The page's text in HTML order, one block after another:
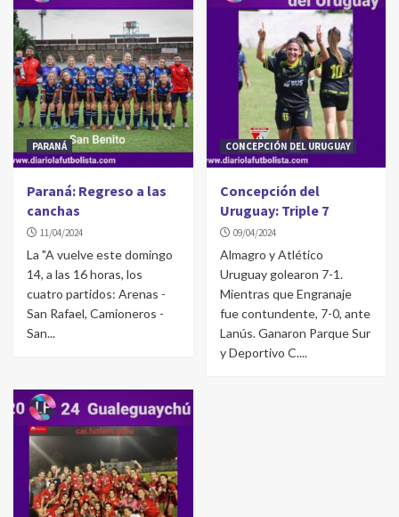
PARANÁ
Paraná: Regreso a las
canchas
11/04/2024
La "A vuelve este domingo
14, a las 16 horas, los
cuatro partidos: Arenas -
San Rafael, Camioneros -
San...
CONCEPCIÓN DEL URUGUAY
Concepción del
Uruguay: Triple 7
09/04/2024
Almagro y Atlético
Uruguay golearon 7-1.
Mientras que Engranaje
fue contundente, 7-0, ante
Lanús. Ganaron Parque Sur
y Deportivo C....